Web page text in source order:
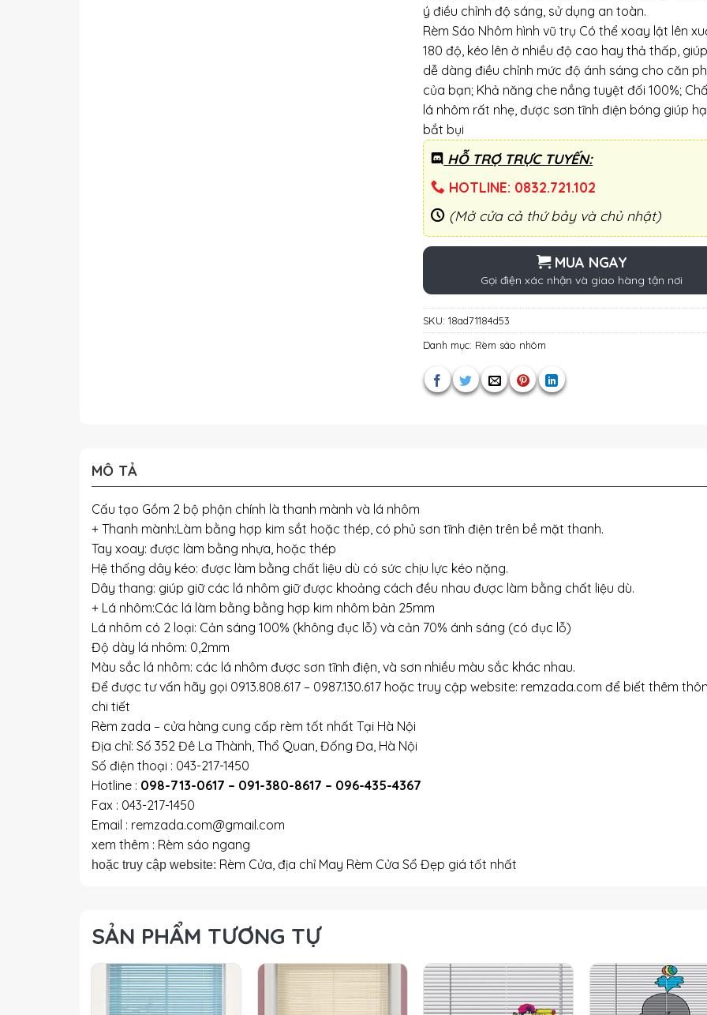
ý điều chỉnh độ sáng, sử dụng an toàn.
Rèm Sáo Nhôm hình vũ trụ Có thể xoay lật lên
180 độ, kéo lên ở nhiều độ cao hay thả thấp,
dễ dàng điều chỉnh mức độ ánh sáng cho căn
của bạn; Khả năng che nắng tuyệt đối 100%;
lá nhôm rất nhẹ, được sơn tĩnh điện bóng giúp
bắt bụi
HỖ TRỢ TRỰC TUYẾN:
HOTLINE: 0832.721.102
(Mở cửa cả thứ bảy và chủ nhật)
MUA NGAY
Gọi điện xác nhận và giao hàng tận nơi
SKU:18ad71184d53
Danh mục: Rèm sáo nhôm
MÔ TẢ
Cấu tạo Gồm 2 bộ phận chính là thanh mành và lá nhôm
+ Thanh mành:Làm bằng hợp kim sắt hoặc thép, có phủ sơn tĩnh điện trên bề mặt thanh.
Tay xoay: được làm bằng nhựa, hoặc thép
Hệ thống dây kéo: được làm bằng chất liệu dù có sức chịu lực kéo nặng.
Dây thang: giúp giữ các lá nhôm giữ được khoảng cách đều nhau được làm bằng chất liệu dù.
+ Lá nhôm:Các lá làm bằng bằng hợp kim nhôm bản 25mm
Lá nhôm có 2 loại: Cản sáng 100% (không đục lỗ) và cản 70% ánh sáng (có đục lỗ)
Độ dày lá nhôm: 0,2mm
Màu sắc lá nhôm: các lá nhôm được sơn tĩnh điện, và sơn nhiều màu sắc khác nhau.
Để được tư vấn hãy gọi 0913.808.617 – 0987.130.617 hoặc truy cập website: remzada.com để biết thêm
chi tiết
Rèm zada – cửa hàng cung cấp rèm tốt nhất Tại Hà Nội
Địa chỉ: Số 352 Đê La Thành, Thổ Quan, Đống Đa, Hà Nội
Số điện thoại : 043-217-1450
Hotline : 098-713-0617 – 091-380-8617 – 096-435-4367
Fax : 043-217-1450
Email : remzada.com@gmail.com
xem thêm : Rèm sáo ngang
hoặc truy cập website: Rèm Cửa, địa chỉ May Rèm Cửa Sổ Đẹp giá tốt nhất
SẢN PHẨM TƯƠNG TỰ